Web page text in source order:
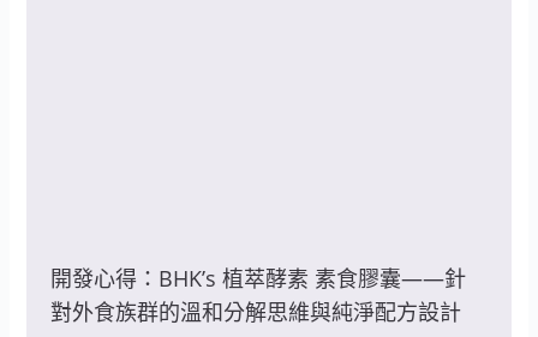
開發心得：BHK’s 植萃酵素 素食膠囊——針
對外食族群的溫和分解思維與純淨配方設計